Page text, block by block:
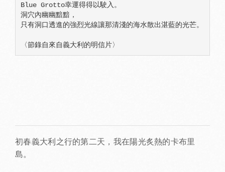
Blue Grotto幸運得得以駛入。
洞穴內幽幽黯黯，
只有洞口透進的強烈光線讓那清淺的海水散出湛藍的光芒。
〈節錄自來自義大利的明信片〉
初春義大利之行的第二天，我在陽光炙熱的卡布里
島。